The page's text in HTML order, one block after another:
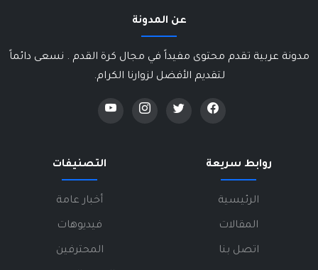
عن المدونة
مدونة عربية تقدم محتوى مفيداً في مجال كرة القدم . نسعى دائماً
لتقديم الأفضل لزوارنا الكرام.
روابط سريعة
الرئيسية
المقالات
اتصل بنا
التصنيفات
أخبار عامة
فيديوهات
المحترفين